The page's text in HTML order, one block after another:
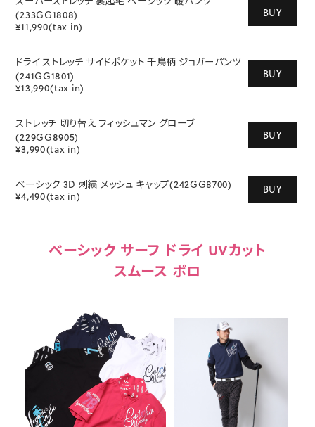
キーワードから探す
search
価格から探す
(233GG1808)
¥11,990(tax in)
BUY
ドライ ストレッチ サイドポケット 千鳥柄 ジョガーパンツ
(241GG1801)
¥13,990(tax in)
BUY
ストレッチ 切り替え フィッシュマン グローブ
(229GG8905)
¥3,990(tax in)
BUY
ベーシック 3D 刺繍 メッシュ キャップ(242GG8700)
¥4,490(tax in)
BUY
ベーシック サーフ ドライ UVカット
スムース ポロ